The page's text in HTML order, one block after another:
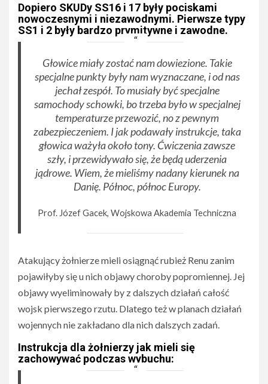
Dopiero SKUDy SS16 i 17 były pociskami
nowoczesnymi i niezawodnymi. Pierwsze typy
SS1 i 2 były bardzo prymitywne i zawodne.
Głowice miały zostać nam dowiezione. Takie
specjalne punkty były nam wyznaczane, i od nas
jechał zespół. To musiały być specjalne
samochody schowki, bo trzeba było w specjalnej
temperaturze przewozić, no z pewnym
zabezpieczeniem. I jak podawały instrukcje, taka
głowica ważyła około tony. Ćwiczenia zawsze
szły, i przewidywało się, że będą uderzenia
jądrowe. Wiem, że mieliśmy nadany kierunek na
Danię. Północ, północ Europy.
Prof. Józef Gacek, Wojskowa Akademia Techniczna
Atakujący żołnierze mieli osiągnąć rubież Renu zanim
pojawiłyby się u nich objawy choroby popromiennej. Jej
objawy wyeliminowały by z dalszych działań całość
wojsk pierwszego rzutu. Dlatego też w planach działań
wojennych nie zakładano dla nich dalszych zadań.
Instrukcja dla żołnierzy jak mieli się
zachowywać podczas wybuchu: